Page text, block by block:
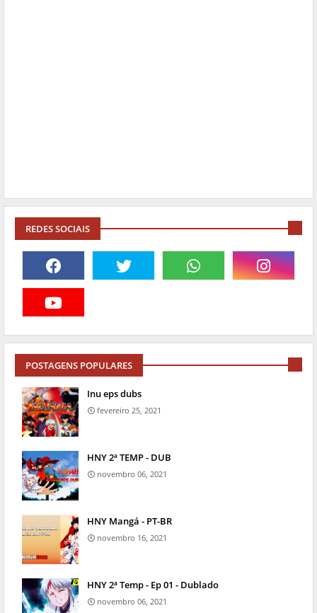
REDES SOCIAIS
POSTAGENS POPULARES
Inu eps dubs
fevereiro 25, 2021
HNY 2ª TEMP - DUB
novembro 06, 2021
HNY Mangá - PT-BR
novembro 16, 2021
HNY 2ª Temp - Ep 01 - Dublado
novembro 06, 2021